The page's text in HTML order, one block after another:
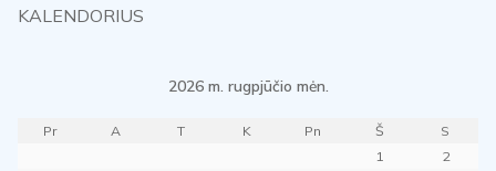
KALENDORIUS
2026 m. rugpjūčio mėn.
Pr A T K Pn Š
S
1
2